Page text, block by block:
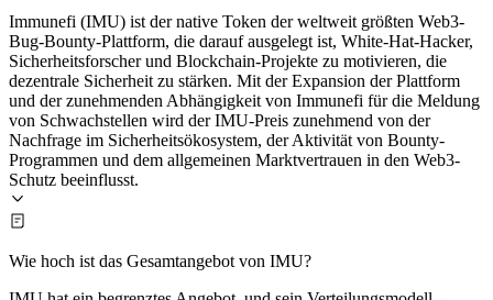
Immunefi (IMU) ist der native Token der weltweit größten Web3-
Bug-Bounty-Plattform, die darauf ausgelegt ist, White-Hat-Hacker,
Sicherheitsforscher und Blockchain-Projekte zu motivieren, die
dezentrale Sicherheit zu stärken. Mit der Expansion der Plattform
und der zunehmenden Abhängigkeit von Immunefi für die Meldung
von Schwachstellen wird der IMU-Preis zunehmend von der
Nachfrage im Sicherheitsökosystem, der Aktivität von Bounty-
Programmen und dem allgemeinen Marktvertrauen in den Web3-
Schutz beeinflusst.
Wie hoch ist das Gesamtangebot von IMU?